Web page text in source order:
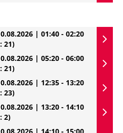
| 01:40 - 02:20
21)
| 05:20 - 06:00
21)
| 12:35 - 13:20
23)
| 13:20 - 14:10
2)